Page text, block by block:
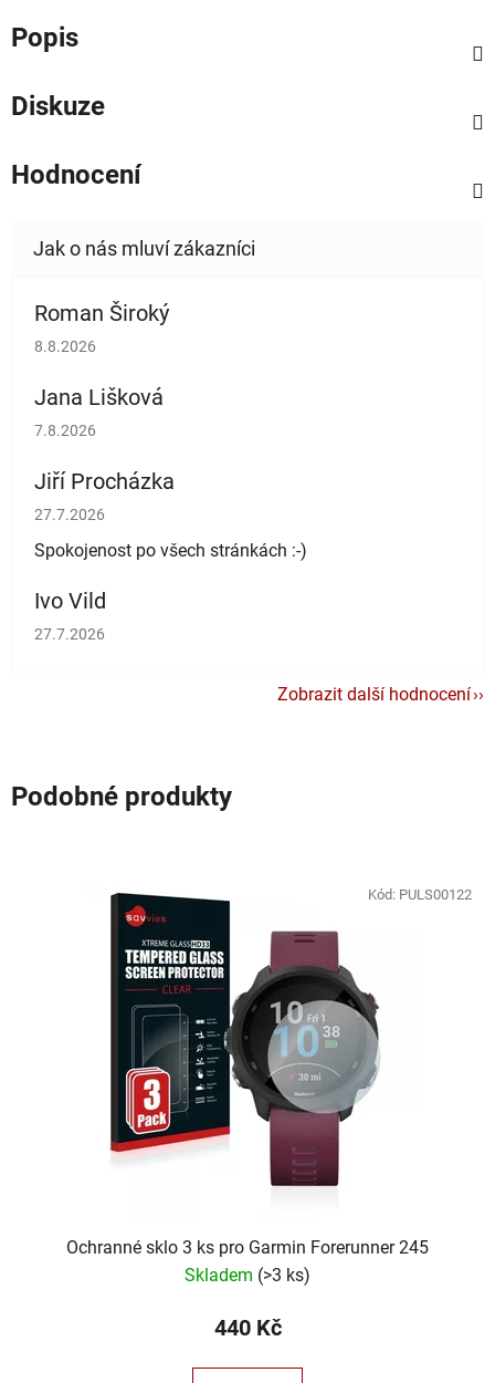
Popis
Diskuze
Hodnocení
Roman Široký
Hodnocení obchodu je 5 z 5 hvězdiček.
8.8.2026
Jana Lišková
Hodnocení obchodu je 5 z 5 hvězdiček.
7.8.2026
Jiří Procházka
Hodnocení obchodu je 5 z 5 hvězdiček.
27.7.2026
Spokojenost po všech stránkách :-)
Ivo Vild
Hodnocení obchodu je 5 z 5 hvězdiček.
27.7.2026
Zobrazit další hodnocení
Podobné produkty
Ochranné sklo 3 ks pro Garmin Forerunner 245
Skladem (>3 ks)
440 Kč
Kód: PULS00122